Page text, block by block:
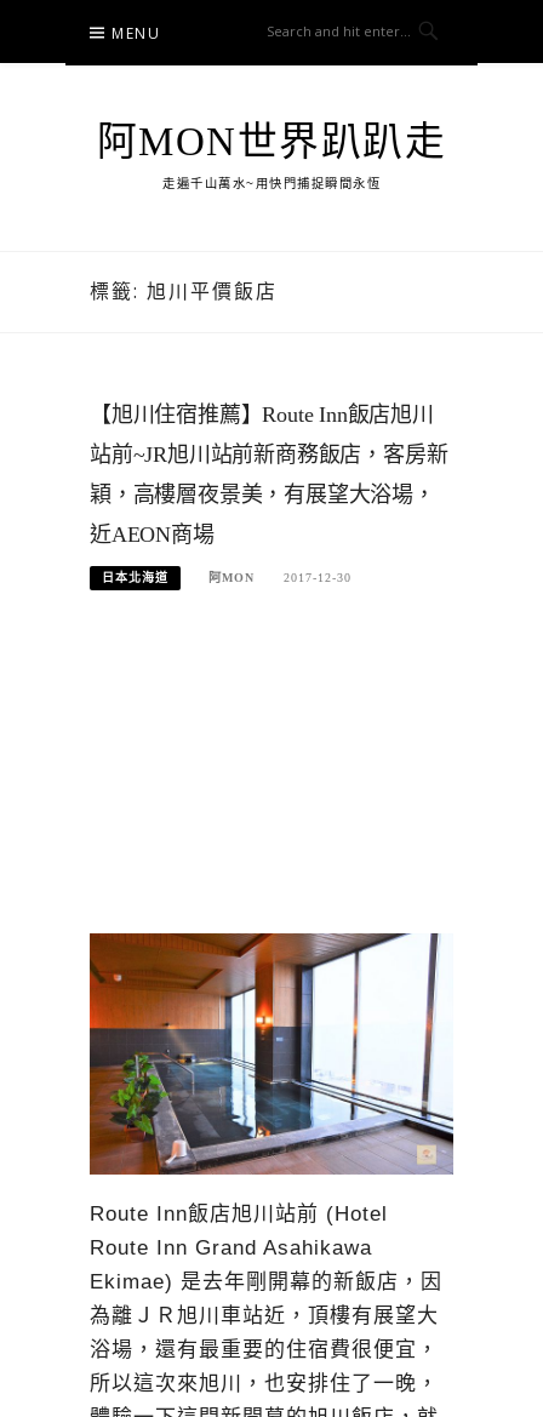
content
MENU
阿MON世界趴趴走
走遍千山萬水~用快門捕捉瞬間永恆
標籤: 旭川平價飯店
【旭川住宿推薦】Route Inn飯店旭川
站前~JR旭川站前新商務飯店，客房新
穎，高樓層夜景美，有展望大浴場，
近AEON商場
日本北海道 阿MON 2017-12-30
Route Inn飯店旭川站前 (Hotel
Route Inn Grand Asahikawa
Ekimae) 是去年剛開幕的新飯店，因
為離ＪＲ旭川車站近，頂樓有展望大
浴場，還有最重要的住宿費很便宜，
所以這次來旭川，也安排住了一晚，